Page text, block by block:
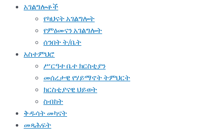
አገልግሎቶች
የካህናት አገልግሎት
የምዕመናን አገልግሎት
ሰንበት ት/ቤት
አስተምህሮ
ሥርዓተ ቤተ ክርስቲያን
መሰረታዊ የሃይማኖት ትምህርት
ክርስቲያናዊ ህይወት
ስብከት
ቅዱሳት መካናት
መጻሕፍት